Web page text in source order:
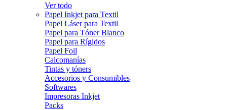
Ver todo
Papel Inkjet para Textil
Papel Láser para Textil
Papel para Tóner Blanco
Papel para Rígidos
Papel Foil
Calcomanías
Tintas y tóners
Accesorios y Consumibles
Softwares
Impresoras Inkjet
Packs